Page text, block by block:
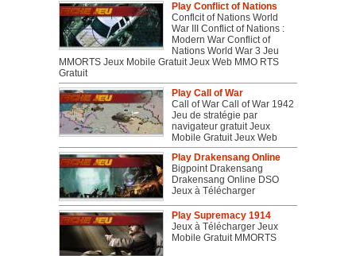
Play Conflict of Nations
Conflcit of Nations World
War III Conflict of Nations :
Modern War Conflict of
Nations World War 3 Jeu
MMORTS Jeux Mobile Gratuit Jeux Web MMO RTS
Gratuit
Play Call of War
Call of War Call of War 1942
Jeu de stratégie par
navigateur gratuit Jeux
Mobile Gratuit Jeux Web
Play Drakensang Online
Bigpoint Drakensang
Drakensang Online DSO
Jeux à Télécharger
Play Supremacy 1914
Jeux à Télécharger Jeux
Mobile Gratuit MMORTS